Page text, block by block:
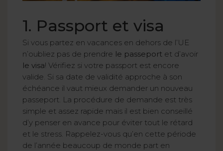
1. Passport et visa
Si vous partez en vacances en dehors de l’UE
n’oubliez pas de prendre le passeport et d’avoir
le visa! Vérifiez si votre passport est encore
valide. Si sa date de validité approche à son
échéance il vaut mieux demander un nouveau
passeport. La procédure de demande est très
simple et assez rapide mais il est bien conseillé
d’y penser en avance pour éviter tout le rétard
et le stress. Rappelez-vous qu’en cette période
de l’année beaucoup de monde part en